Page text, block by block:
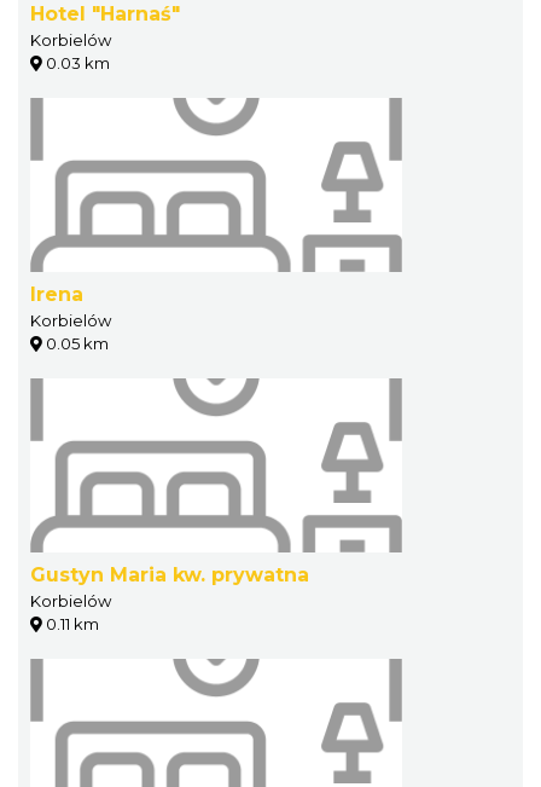
Hotel "Harnaś"
Korbielów
0.03 km
Irena
Korbielów
0.05 km
Gustyn Maria kw. prywatna
Korbielów
0.11 km